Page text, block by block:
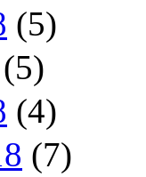
(5)
(5)
(4)
(7)